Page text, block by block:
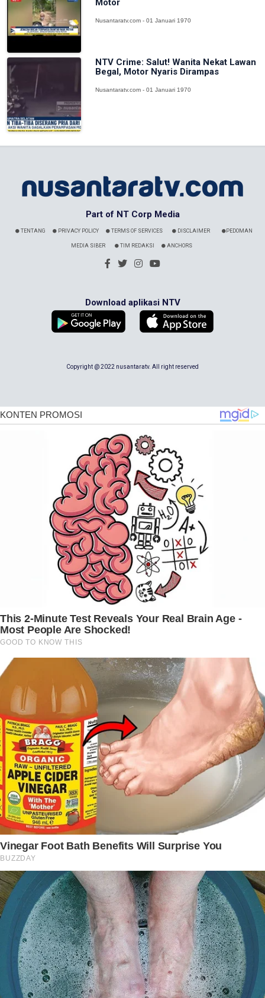
Motor
Nusantaratv.com - 01 Januari 1970
NTV Crime: Salut! Wanita Nekat Lawan
Begal, Motor Nyaris Dirampas
Nusantaratv.com - 01 Januari 1970
Part of NT Corp Media
TENTANG PRIVACY POLICY TERMS OF SERVICES DISCLAIMER PEDOMAN
MEDIA SIBER TIM REDAKSI ANCHORS
Download aplikasi NTV
Copyright @ 2022 nusantaratv. All right reserved